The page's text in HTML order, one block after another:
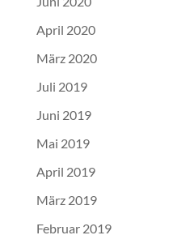
April 2020
März 2020
Juli 2019
Juni 2019
Mai 2019
April 2019
März 2019
Februar 2019